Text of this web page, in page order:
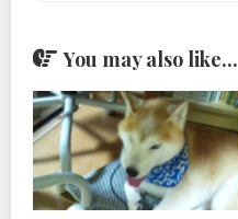
You may also like...